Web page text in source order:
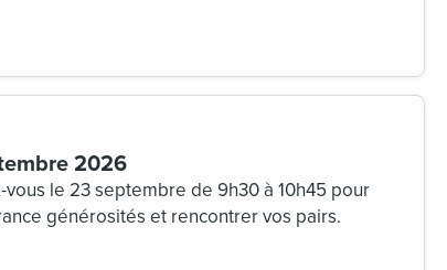
2026
le 23 septembre de 9h30 à 10h45 pour
générosités et rencontrer vos pairs.